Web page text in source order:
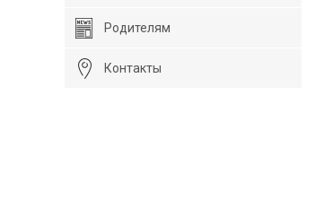
Родителям
Контакты